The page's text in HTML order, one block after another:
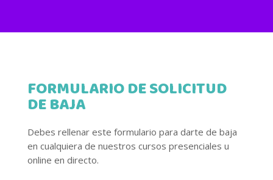
FORMULARIO DE SOLICITUD
DE BAJA
Debes rellenar este formulario para darte de baja
en cualquiera de nuestros cursos presenciales u
online en directo.